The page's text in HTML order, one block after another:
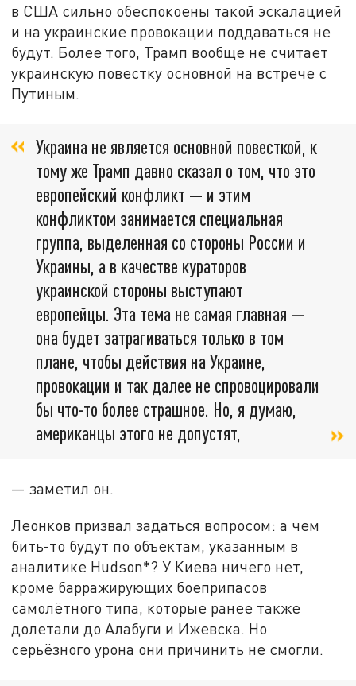
в США сильно обеспокоены такой эскалацией
и на украинские провокации поддаваться не
будут. Более того, Трамп вообще не считает
украинскую повестку основной на встрече с
Путиным.
Украина не является основной повесткой, к
тому же Трамп давно сказал о том, что это
европейский конфликт — и этим
конфликтом занимается специальная
группа, выделенная со стороны России и
Украины, а в качестве кураторов
украинской стороны выступают
европейцы. Эта тема не самая главная —
она будет затрагиваться только в том
плане, чтобы действия на Украине,
провокации и так далее не спровоцировали
бы что-то более страшное. Но, я думаю,
американцы этого не допустят,
— заметил он.
Леонков призвал задаться вопросом: а чем
бить-то будут по объектам, указанным в
аналитике Hudson*? У Киева ничего нет,
кроме барражирующих боеприпасов
самолётного типа, которые ранее также
долетали до Алабуги и Ижевска. Но
серьёзного урона они причинить не смогли.